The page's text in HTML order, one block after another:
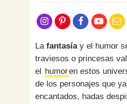
La fantasíay el humor
traviesos o princesas
el
humoren estos
de los personajes que
encantados, hadas